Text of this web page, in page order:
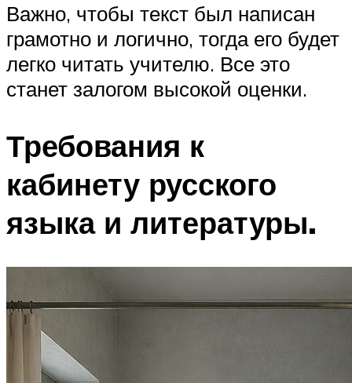
Важно, чтобы текст был написан
грамотно и логично, тогда его будет
легко читать учителю. Все это
станет залогом высокой оценки.
Требования к
кабинету русского
языка и литературы.